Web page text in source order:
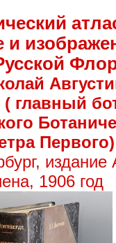
и
главный
Первого)
1906 год